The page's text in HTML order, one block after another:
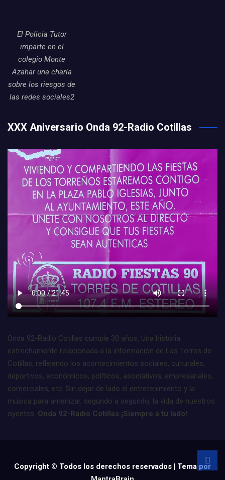
El Policia Tutor
imparte en el
colegio Monte
Azahar una charla
sobre los riesgos de
las redes sociales2
XXX Aniversario Onda 92-Radio Cotillas
Onda 92-Radio Cotillas cumple 30 años. Una historia
estrechamente relacionada a la información de Las Torres de
Cotillas, reflejando los acontecimientos sociales, culturales,
deportivos, económicos, políticos, asociativos, empresariales,
comerciales, etc. Sin dejar de lado el entretenimiento y la
música para amenizar, segundo a segundo, la vida de nuestros
oyentes. Onda 92-Radio Cotillas ¡Siempre a tu lado!
Copyright © Todos los derechos reservados | Tema por